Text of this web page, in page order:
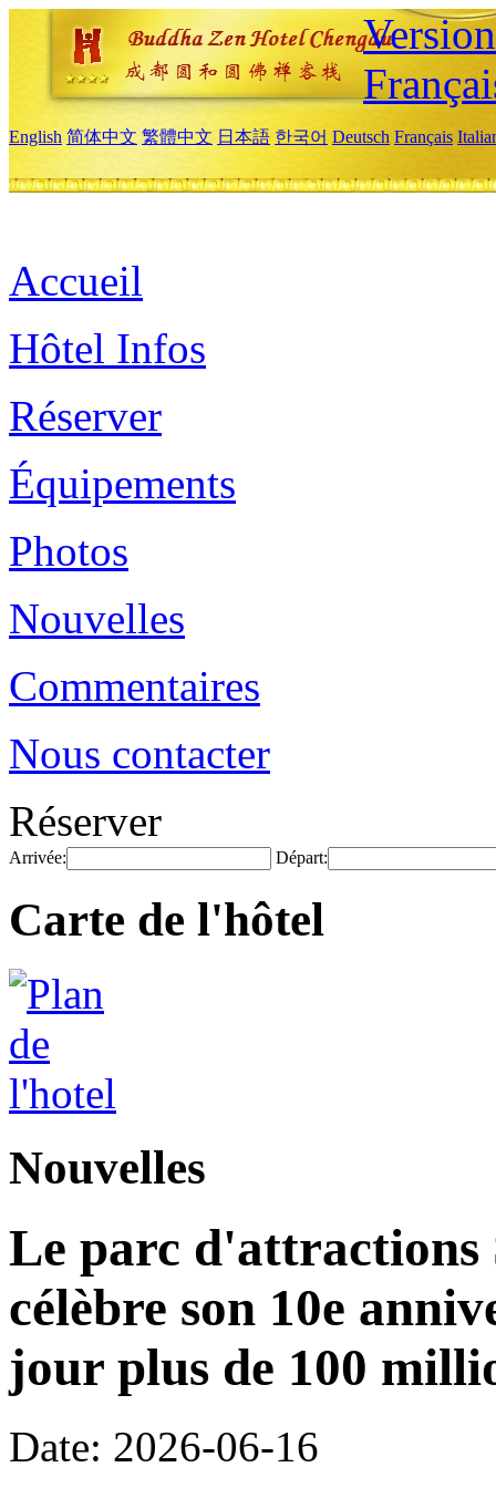
English 简体中文 繁體中文 日本語 한국어 Deutsch Français
Accueil
Hôtel Infos
Réserver
Équipements
Photos
Nouvelles
Commentaires
Nous contacter
Réserver
Arrivée: Départ:
Carte de l'hôtel
Nouvelles
Le parc d'attractions
célèbre son 10e
jour plus de 100
Date: 2026-06-16